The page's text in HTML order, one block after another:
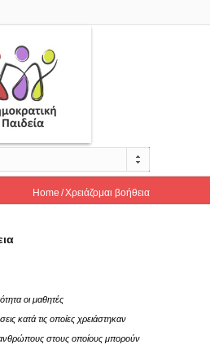
Home Χρειάζομαι βοήθεια
οι μαθητές
κατά τις οποίες χρειάστηκαν
στους οποίους μπορούν